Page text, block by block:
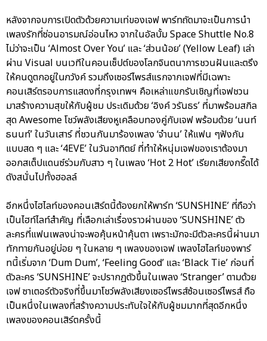
หลังจากจบการเปิดตัวด้วยความเท่ของเจฟ พาร์ทถัดมาจะเป็นการนำ
เพลงรักที่ซ่อนอารมณ์อ่อนไหว จากในอัลบั้ม Space Shuttle No.8
ไม่ว่าจะเป็น ‘Almost Over You’ และ ‘ส่วนน้อย’ (Yellow Leaf) เล่า
ผ่าน Visual บนเวทีในคอนเซ็ปต์ของโลกจินตนาการชวนฝันและตรึง
ให้คนดูตกอยู่ในภวังค์ รวมถึงเซอร์ไพรส์แรกจากเจฟที่มีเฉพาะ
คอนเสิร์ตรอบการแสดงที่กรุงเทพฯ คือเหล่าแขกรับเชิญที่เจฟชวน
มาสร้างความสุขให้กับผู้ชม ประเดิมด้วย ‘อิงค์ วรันธร’ ที่มาพร้อมสกิล
สุด Awesome โชว์พลังเสียงหูเคลือบทองคู่กับเจฟ พร้อมด้วย ‘นนท์
ธนนท์’ ในวันเสาร์ ที่ชวนกันมาร้องเพลง ‘จำนน’ ให้แฟน ๆฟังกัน
แบบสด ๆ และ ‘4EVE’ ในวันอาทิตย์ ที่ทำให้หนุ่มเจฟของเราต้องมา
ออกสเต็ปแดนซ์ร่วมกับสาว ๆ ในเพลง ‘Hot 2 Hot’ เรียกเสียงกรี๊ดได้
ดังสนั่นไปทั้งฮอลล์
อีกหนึ่งไฮไลท์ของคอนเสิร์ตนี้ต้องยกให้พาร์ท ‘SUNSHINE’ ที่ถือว่า
เป็นไฮท์ไลท์สำคัญ ที่เลือกเล่าเรื่องราวผ่านของ ‘SUNSHINE’ ตัว
ละครที่แฟนเพลงน่าจะพอคุ้นหน้าคุ้นตา เพราะมักจะมีตัวละครนี้ผ่านมา
ทักทายกันอยู่บ่อย ๆ ในหลาย ๆ เพลงของเจฟ เพลงไฮไลท์ของพาร์
ทนี้เริ่มจาก ‘Dum Dum’, ‘Feeling Good’ และ ‘Black Tie’ ก่อนที่
ตัวละคร ‘SUNSHINE’ จะปรากฏตัวขึ้นในเพลง ‘Stranger’ ตามด้วย
เจฟ ซาเตอร์ตัวจริงที่ขึ้นมาโชว์พลังเสียงเซอร์ไพรส์ซ้อนเซอร์ไพรส์ ถือ
เป็นหนึ่งในเพลงที่สร้างความประทับใจให้กับผู้ชมมากที่สุดอีกหนึ่ง
เพลงของคอนเสิร์ตครั้งนี้